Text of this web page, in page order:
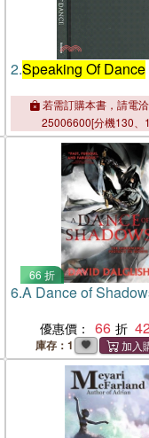
2.Speaking Of Dance
若需訂購本書，請電
25006600[分機130、
66 折
6.A Dance of
優惠價： 66
庫存：1